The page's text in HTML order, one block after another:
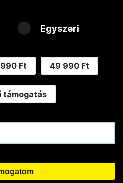
Egyszeri
Ft 49 990 Ft
támogatás